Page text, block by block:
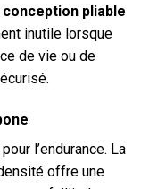
conception pliable
inutile lorsque
de vie ou de
l’endurance. La
offre une